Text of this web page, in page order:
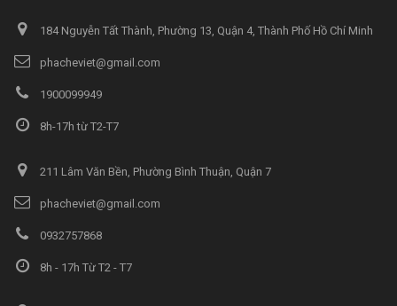
184 Nguyễn Tất Thành, Phường 13, Quận 4, Thành Phố Hồ Chí Minh
phacheviet@gmail.com
1900099949
8h-17h từ T2-T7
211 Lâm Văn Bền, Phường Bình Thuận, Quận 7
phacheviet@gmail.com
0932757868
8h - 17h Từ T2 - T7